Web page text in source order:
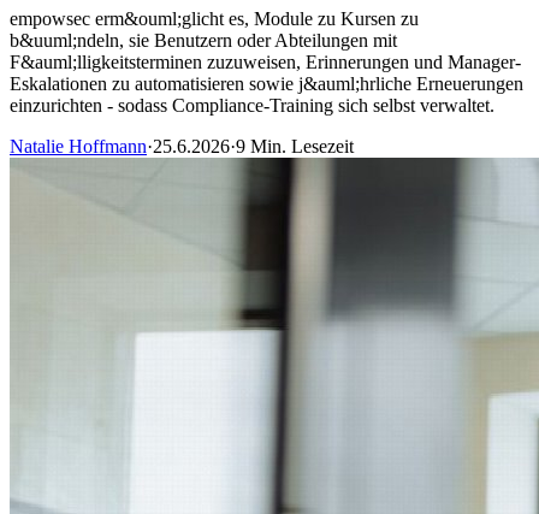
empowsec erm&ouml;glicht es, Module zu Kursen zu
b&uuml;ndeln, sie Benutzern oder Abteilungen mit
F&auml;lligkeitsterminen zuzuweisen, Erinnerungen und Manager-
Eskalationen zu automatisieren sowie j&auml;hrliche Erneuerungen
einzurichten - sodass Compliance-Training sich selbst verwaltet.
Natalie Hoffmann·25.6.2026·9 Min. Lesezeit